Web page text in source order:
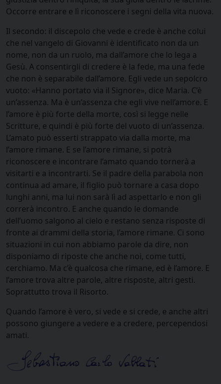
Occorre entrare e lì riconoscere i segni della vita nuova.
Il secondo: il discepolo che vede e crede è anche colui
che nel vangelo di Giovanni è identificato non da un
nome, non da un ruolo, ma dall’amore che lo lega a
Gesù. A consentirgli di credere è la fede, ma una fede
che non è separabile dall’amore. Egli vede un sepolcro
vuoto: «Hanno portato via il Signore», dice Maria. C’è
un’assenza. Ma è un’assenza che egli vive nell’amore. E
l’amore è più forte della morte, così si legge nelle
Scritture, e quindi è più forte del vuoto di un’assenza.
L’amato può esserti strappato via dalla morte, ma
l’amore rimane. E se l’amore rimane, si potrà
riconoscere e incontrare l’amato quando tornerà a
visitarti e a incontrarti. Se il padre della parabola non
continua ad amare, il figlio può tornare a casa dopo
lunghi anni, ma lui non sarà lì ad aspettarlo e non gli
correrà incontro. E anche quando le domande
dell’uomo salgono al cielo e restano senza risposte di
fronte ai drammi della storia, l’amore rimane. Ci sono
situazioni in cui non abbiamo parole da dire, non
disponiamo di riposte che anche noi, come tutti,
cerchiamo. Ma c’è qualcosa che rimane, ed è l’amore. E
l’amore trova altre parole, altre risposte, altri gesti.
Soprattutto trova il Risorto.
Quando l’amore è vero, si vede e si crede, e anche altri
possono giungere a vedere e a credere, percependosi
amati.